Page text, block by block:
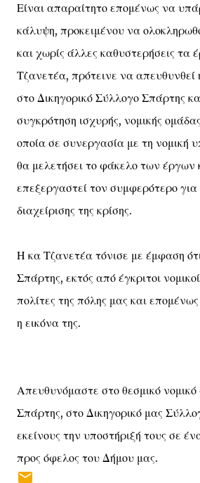
Είναι απαραίτητο επομένως να
κάλυψη, προκειμένου να
και χωρίς άλλες καθυστερήσεις τα
Τζανετέα, πρότεινε να απευθυνθεί
στο Δικηγορικό Σύλλογο Σπάρτης
συγκρότηση ισχυρής, νομικής
οποία σε συνεργασία με τη νομική
θα μελετήσει το φάκελο των έργων
επεξεργαστεί τον συμφερότερο
διαχείρισης της κρίσης.
Η κα Τζανετέα τόνισε με έμφαση ότι
Σπάρτης, εκτός από έγκριτοι
πολίτες της πόλης μας και
η εικόνα της.
Απευθυνόμαστε στο θεσμικό
Σπάρτης, στο Δικηγορικό μας
εκείνους την υποστήριξή τους σε
προς όφελος του Δήμου μας.